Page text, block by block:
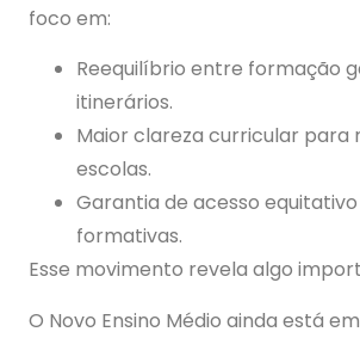
foco em:
Reequilíbrio entre formação
itinerários.
Maior clareza curricular para
escolas.
Garantia de acesso
formativas.
Esse movimento revela algo
O Novo Ensino Médio ainda está